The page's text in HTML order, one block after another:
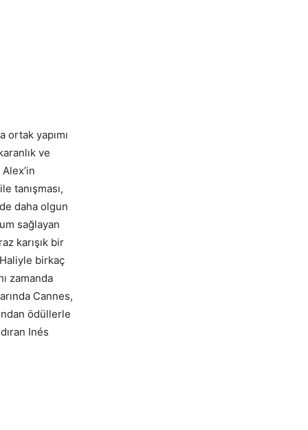
ortak yapımı
ve
tanışması,
daha olgun
sağlayan
karışık bir
birkaç
zamanda
Cannes,
ödüllerle
Inés